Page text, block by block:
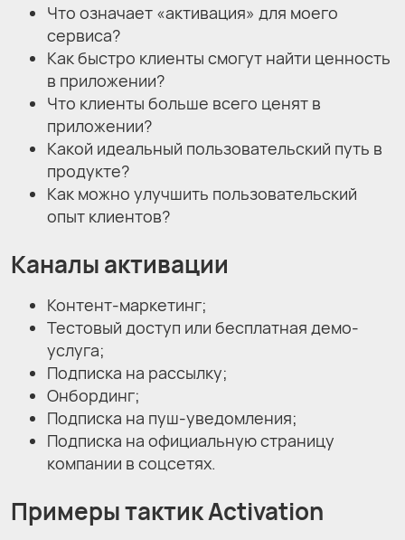
Что означает «активация» для моего
сервиса?
Как быстро клиенты смогут найти ценность
в приложении?
Что клиенты больше всего ценят в
приложении?
Какой идеальный пользовательский путь в
продукте?
Как можно улучшить пользовательский
опыт клиентов?
Каналы активации
Контент-маркетинг;
Тестовый доступ или бесплатная демо-
услуга;
Подписка на рассылку;
Онбординг;
Подписка на пуш-уведомления;
Подписка на официальную страницу
компании в соцсетях.
Примеры тактик Activation